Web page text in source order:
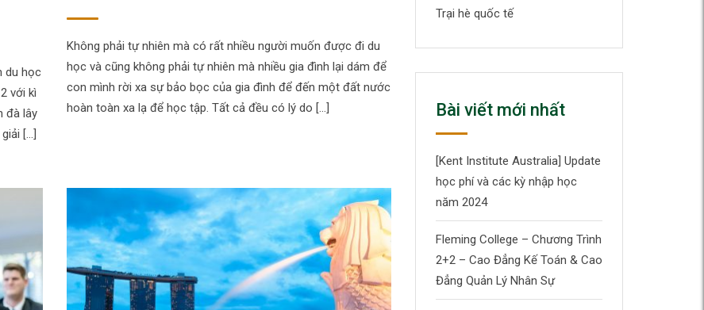
du học
với kì
đà lây
[…]
Không phải tự nhiên mà có rất nhiều người muốn được đi du
học và cũng không phải tự nhiên mà nhiều gia đình lại dám để
con mình rời xa sự bảo bọc của gia đình để đến một đất nước
hoàn toàn xa lạ để học tập. Tất cả đều có lý do […]
Trại hè quốc tế
Bài viết mới nhất
[Kent Institute Australia] Update
học phí và các kỳ nhập học
năm 2024
Fleming College – Chương Trình
2+2 – Cao Đẳng Kế Toán & Cao
Đẳng Quản Lý Nhân Sự